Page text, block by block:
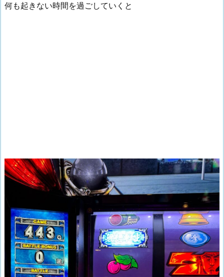
何も起きない時間を過ごしていくと